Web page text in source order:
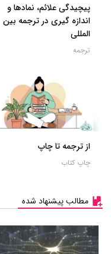
پیچیدگی علائم، نمادها و
اندازه گیری در ترجمه بین
المللی
ترجمه
از ترجمه تا چاپ
چاپ کتاب
مطالب پیشنهاد شده